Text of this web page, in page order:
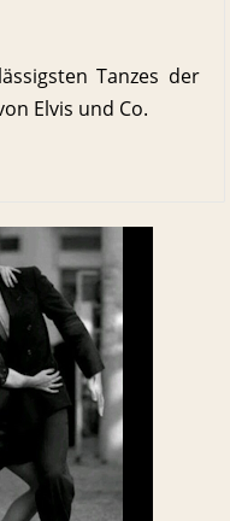
Tanzes der
Elvis und Co.